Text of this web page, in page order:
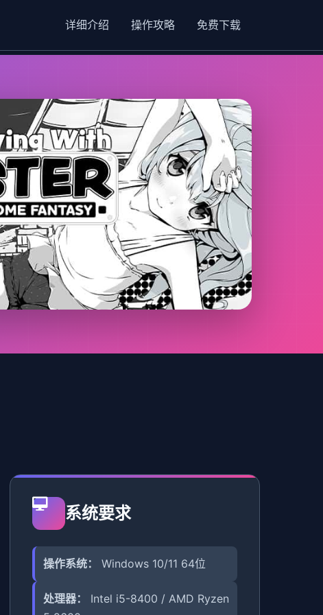
详细介绍 操作攻略 免费下载
系统要求
操作系统： Windows 10/11 64位
处理器：
Intel i5-8400 / AMD Ryzen